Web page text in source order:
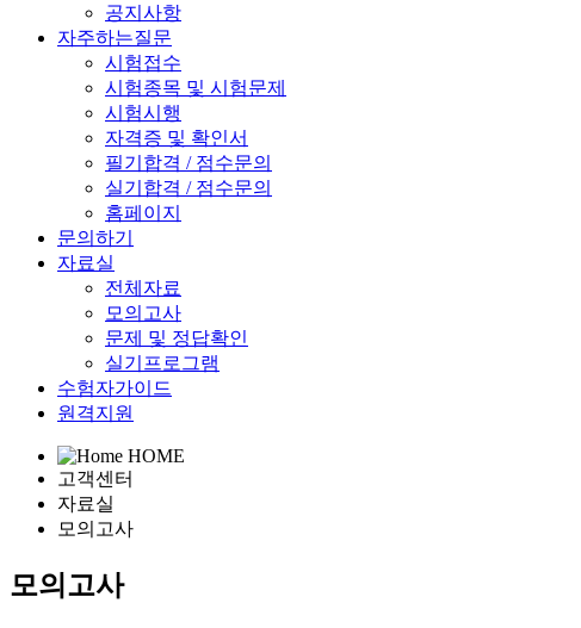
공지사항
자주하는질문
시험접수
시험종목 및 시험문제
시험시행
자격증 및 확인서
필기합격 / 점수문의
실기합격 / 점수문의
홈페이지
문의하기
자료실
전체자료
모의고사
문제 및 정답확인
실기프로그램
수험자가이드
원격지원
HOME
고객센터
자료실
모의고사
모의고사